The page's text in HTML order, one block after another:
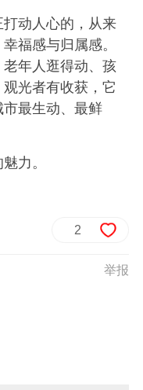
动人心的，从来
福感与归属感。
年人逛得动、孩
光者有收获，它
最生动、最鲜
力。
2
举报